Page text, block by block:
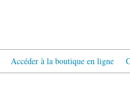
Accéder à la boutique en ligne